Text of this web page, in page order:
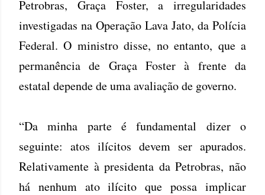
Petrobras, Graça Foster, a irregularidades
investigadas na Operação Lava Jato, da Polícia
Federal. O ministro disse, no entanto, que a
permanência de Graça Foster à frente da
estatal depende de uma avaliação de governo.
“Da minha parte é fundamental dizer o
seguinte: atos ilícitos devem ser apurados.
Relativamente à presidenta da Petrobras, não
há nenhum ato ilícito que possa implicar